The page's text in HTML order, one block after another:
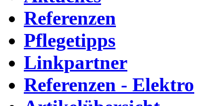
Referenzen
Pflegetipps
Linkpartner
Referenzen - Elektro